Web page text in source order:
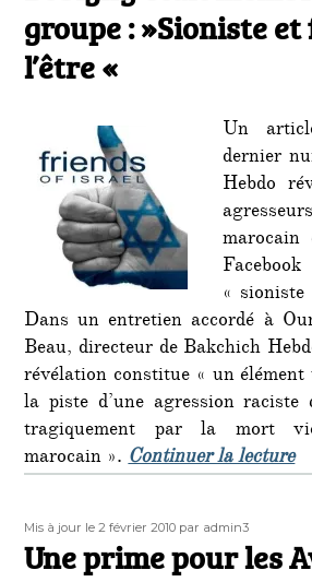
groupe : »Sioniste
l’être «
Un
dernier
Hebdo
«
Dans un entretien accordé à
Beau, directeur de Bakchich
révélation constitue « un
la piste d’une agression raciste
tragiquement par la mort
marocain ».Continuer la lecture
Publié
le
Mis à jour le 2 février 2010 Auteur
par admin3
Une prime pour les